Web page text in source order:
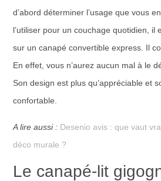
d’abord déterminer l’usage que vous
l’utiliser pour un couchage quotidien, il
sur un canapé convertible express. Il
En effet, vous n’aurez aucun mal à le
Son design est plus qu’appréciable et
confortable.
A lire aussi : Desenio avis : que vaut
déco murale ?
Le canapé-lit